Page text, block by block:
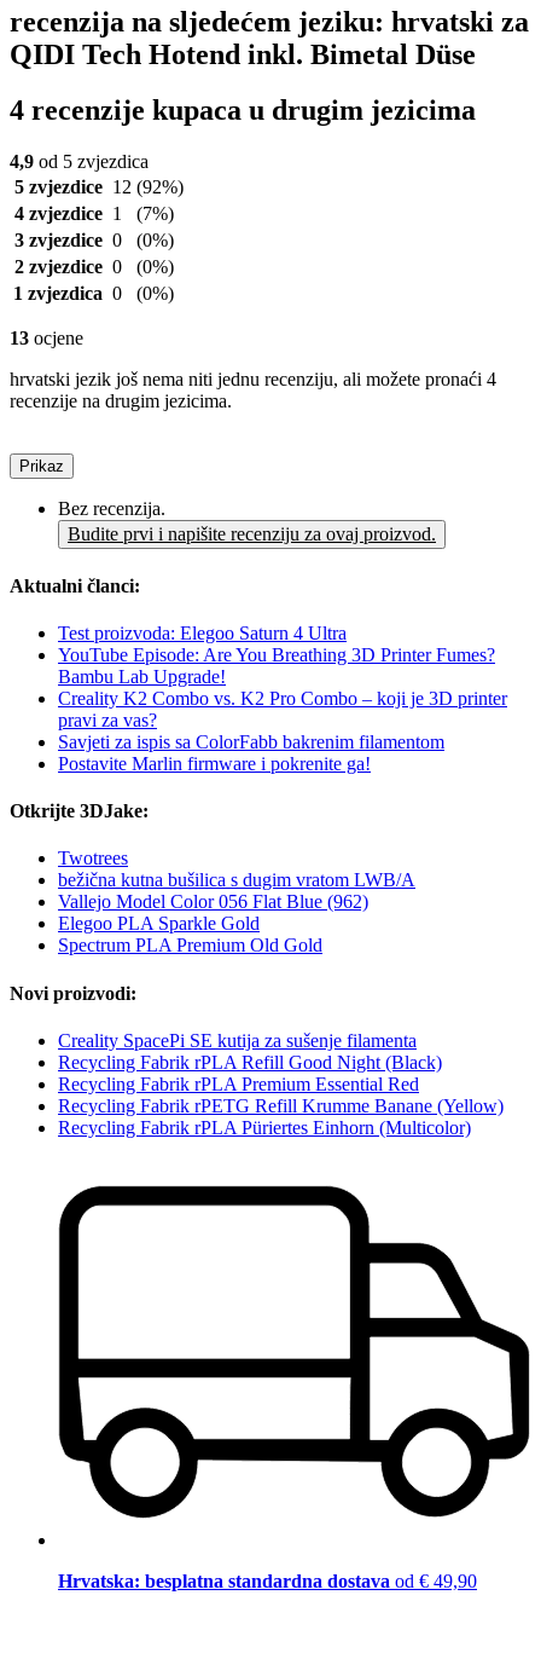
recenzija na sljedećem jeziku: hrvatski za
QIDI Tech Hotend inkl. Bimetal Düse
4 recenzije kupaca u drugim jezicima
4,9 od 5 zvjezdica
5 zvjezdice 12 (92%)
4 zvjezdice 1
(7%)
3 zvjezdice 0
(0%)
2 zvjezdice 0
(0%)
1 zvjezdica 0 (0%)
13 ocjene
hrvatski jezik još nema niti jednu recenziju, ali možete pronaći 4
recenzije na drugim jezicima.
Prikaz
Bez recenzija.
Budite prvi i napišite recenziju za ovaj proizvod.
Aktualni članci:
Test proizvoda: Elegoo Saturn 4 Ultra
YouTube Episode: Are You Breathing 3D Printer Fumes?
Bambu Lab Upgrade!
Creality K2 Combo vs. K2 Pro Combo – koji je 3D printer
pravi za vas?
Savjeti za ispis sa ColorFabb bakrenim filamentom
Postavite Marlin firmware i pokrenite ga!
Otkrijte 3DJake:
Twotrees
bežična kutna bušilica s dugim vratom LWB/A
Vallejo Model Color 056 Flat Blue (962)
Elegoo PLA Sparkle Gold
Spectrum PLA Premium Old Gold
Novi proizvodi:
Creality SpacePi SE kutija za sušenje filamenta
Recycling Fabrik rPLA Refill Good Night (Black)
Recycling Fabrik rPLA Premium Essential Red
Recycling Fabrik rPETG Refill Krumme Banane (Yellow)
Recycling Fabrik rPLA Püriertes Einhorn (Multicolor)
Hrvatska: besplatna standardna dostava od € 49,90